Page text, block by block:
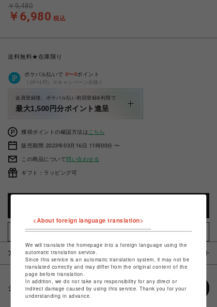
￥6,980 税込
￥9,480
送料無料★在庫限り
ポケパル払いで 0〜0ポイント
（1P=1円）※キャンペーン分除く
会員登録後、ポケパル払い初回登録&利用で
最大1,500円分ポイント進呈
獲得ポイントの確認方法は こちら
販売期間 2023年03月16日 11時00分 〜
この商品について問い合わせる
ギフト：ラッピング可
お気に入りアイテムに追加
アイテム説明 / 素材
シェアする
<About foreign language translation>
We will translate the homepage into a foreign language using the
automatic translation service.
Since this service is an automatic translation system, it may not be
translated correctly and may differ from the original content of the
page before translation.
In addition, we do not take any responsibility for any direct or
indirect damage caused by using this service. Thank you for your
understanding in advance.